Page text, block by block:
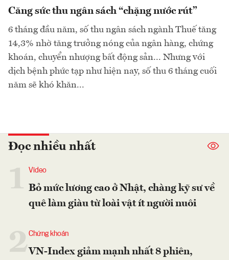
Căng sức thu ngân sách “chặng nước rút”
6 tháng đầu năm, số thu ngân sách ngành Thuế tăng
14,3% nhờ tăng trưởng nóng của ngân hàng, chứng
khoán, chuyển nhượng bất động sản... Nhưng với
dịch bệnh phức tạp như hiện nay, số thu 6 tháng cuối
năm sẽ khó khăn...
Đọc nhiều nhất
Video
Bỏ mức lương cao ở Nhật, chàng kỹ sư về
quê làm giàu từ loài vật ít người nuôi
2Chứng khoán
VN-Index giảm mạnh nhất 8 phiên,